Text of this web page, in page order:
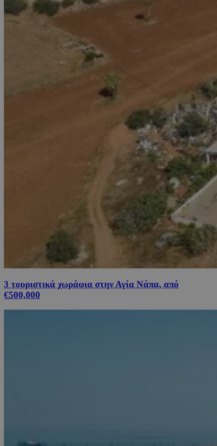
3 τουριστικά χωράφια στην Αγία Νάπα, από
€500,000